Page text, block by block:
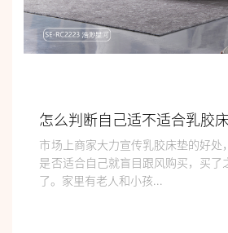
怎么判断自己适不适合乳胶
市场上商家大力宣传乳胶床垫的好处
是否适合自己就盲目跟风购买，买了
了。家里有老人和小孩...